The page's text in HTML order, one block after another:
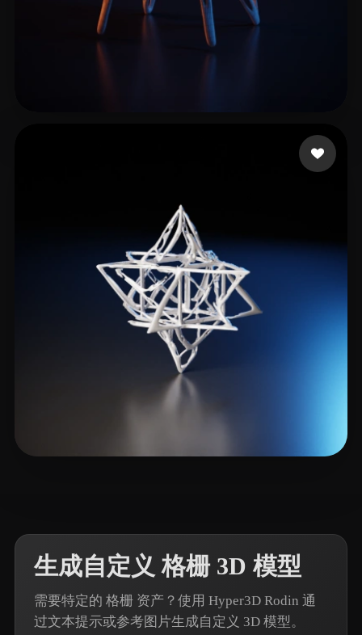
生成自定义 格栅 3D 模型
需要特定的 格栅 资产？使用 Hyper3D Rodin 通
过文本提示或参考图片生成自定义 3D 模型。